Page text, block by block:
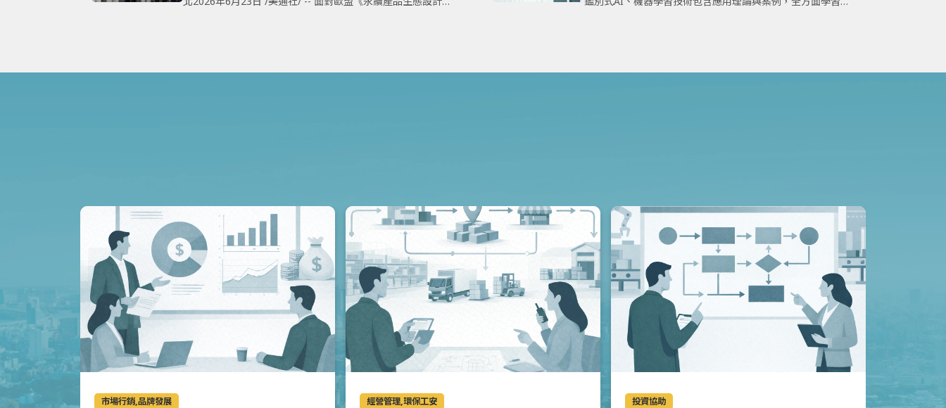
市場行銷,品牌發展 經營管理,環保工安 投資協助 生產技術